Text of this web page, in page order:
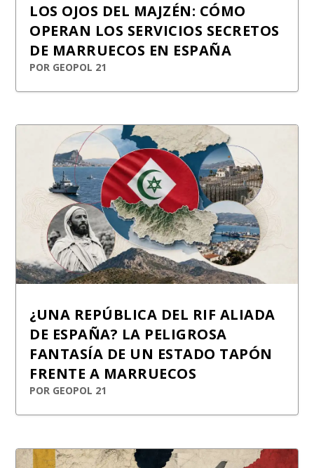
LOS OJOS DEL MAJZÉN: CÓMO
OPERAN LOS SERVICIOS SECRETOS
DE MARRUECOS EN ESPAÑA
POR GEOPOL 21
¿UNA REPÚBLICA DEL RIF ALIADA
DE ESPAÑA? LA PELIGROSA
FANTASÍA DE UN ESTADO TAPÓN
FRENTE A MARRUECOS
POR GEOPOL 21